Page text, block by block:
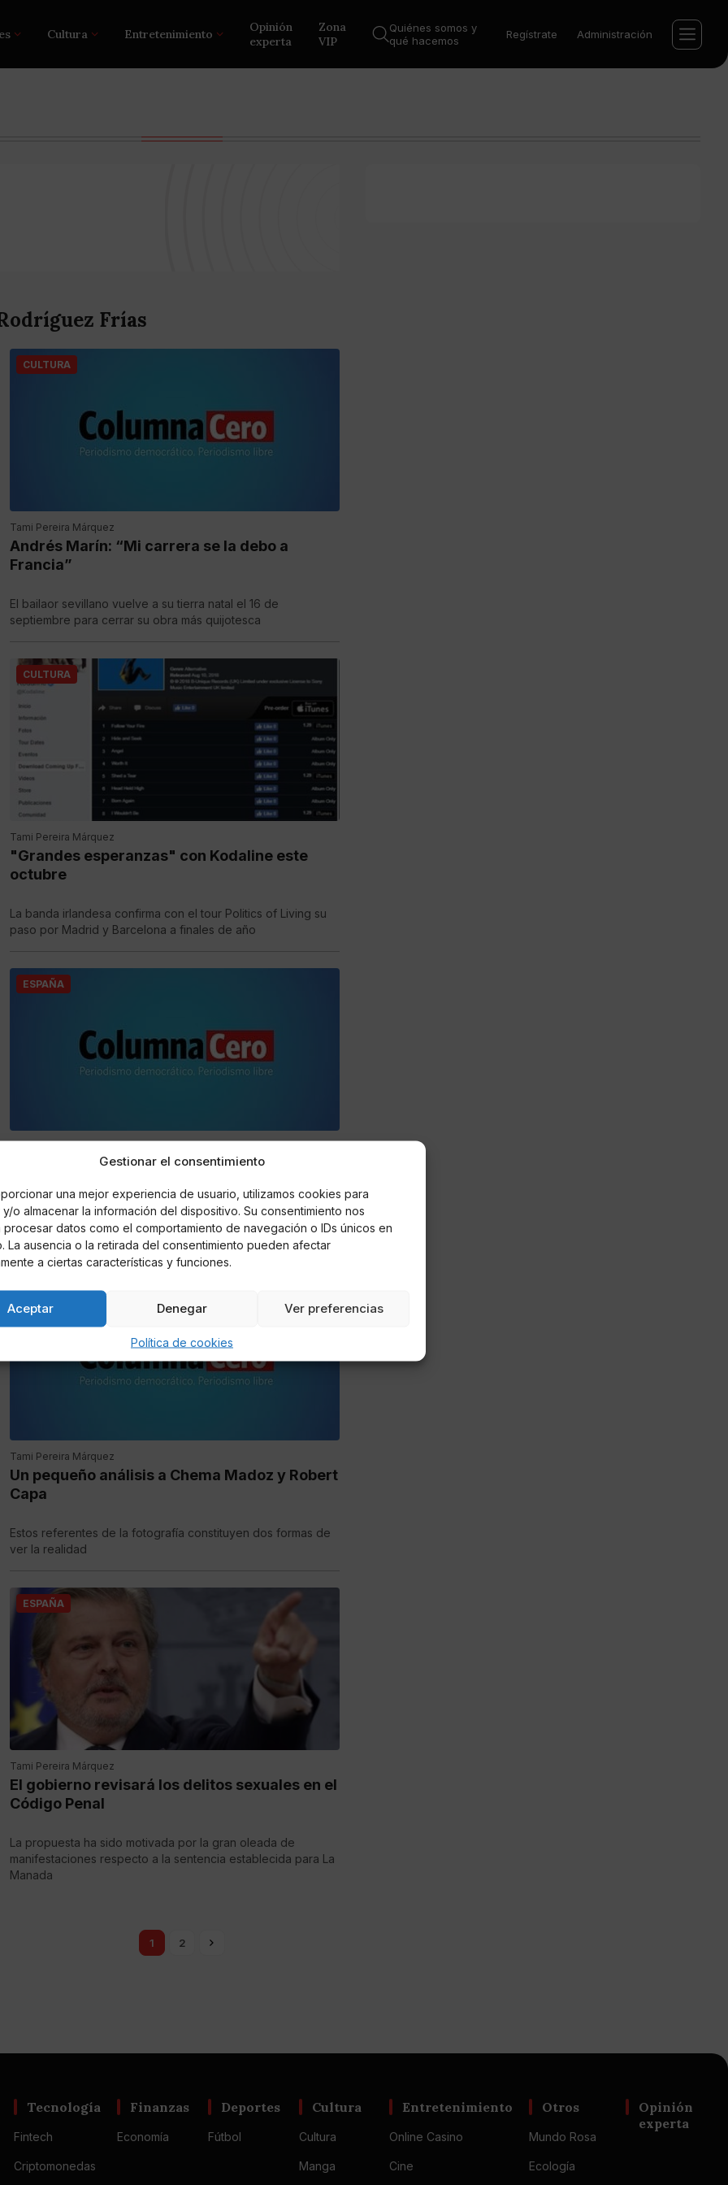
Gestionar el consentimiento
una mejor experiencia de usuario, utilizamos cookies para
o almacenar la información del dispositivo. Su consentimiento nos
procesar datos como el comportamiento de navegación o IDs únicos en
La ausencia o la retirada del consentimiento pueden afectar
a ciertas características y funciones.
Aceptar Denegar Ver preferencias
Política de cookies
Cultura Entretenimiento
Opinión
experta
Zona
VIP
Quiénes somos y
qué hacemos
Regístrate Administración
Frías
CULTURA
Tami Pereira Márquez
Andrés Marín: “Mi carrera se la debo a
Francia”
El bailaor sevillano vuelve a su tierra natal el 16 de
septiembre para cerrar su obra más quijotesca
CULTURA
Tami Pereira Márquez
"Grandes esperanzas" con Kodaline este
octubre
La banda irlandesa confirma con el tour Politics of Living su
paso por Madrid y Barcelona a finales de año
ESPAÑA
Profesionales de la justicia hablan de la
Dos abogados y un inspector de policía aconsejaron a los
futuros periodistas
OPINIÓN
Tami Pereira Márquez
Un pequeño análisis a Chema Madoz y Robert
Capa
Estos referentes de la fotografía constituyen dos formas de
ver la realidad
ESPAÑA
Tami Pereira Márquez
El gobierno revisará los delitos sexuales en el
Código Penal
La propuesta ha sido motivada por la gran oleada de
manifestaciones respecto a la sentencia establecida para La
Manada
1 2
Tecnología
Fintech
Criptomonedas
Finanzas
Economía
Deportes
Fútbol
Cultura
Cultura
Manga
Entretenimiento
Online Casino
Cine
Otros
Mundo Rosa
Ecología
Opinión
experta